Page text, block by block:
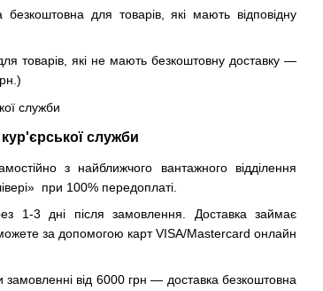
для товарів, які мають відповідну
товарів, які не мають безкоштовну доставку —
служби
служби
з найближчого вантажного відділення
при 100% передоплаті.
1-3 дні після замовлення. Доставка займає
за допомогою карт VISA/Mastercard онлайн
від 6000 грн — доставка безкоштовна